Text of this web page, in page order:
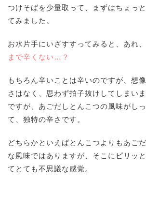
つけそばを少量取って、まずはちょっ
てみました。
お水片手にいざすすってみると、あれ、
まで辛くない…？
もちろん辛いことは辛いのですが、想
さはなく、思わず拍子抜けしてしまいま
ですが、あごだしとんこつの風味がし
て、独特の辛さです。
どちらかといえばとんこつよりもあご
な風味ではありますが、そこにピリッ
てとても不思議な感覚。